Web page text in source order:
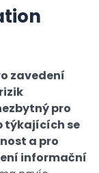
zavedení
pro
týkajících se
a pro
informační